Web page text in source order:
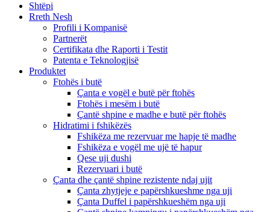
Shtëpi
Rreth Nesh
Profili i Kompanisë
Partnerët
Certifikata dhe Raporti i Testit
Patenta e Teknologjisë
Produktet
Ftohës i butë
Çanta e vogël e butë për ftohës
Ftohës i mesëm i butë
Çantë shpine e madhe e butë për ftohës
Hidratimi i fshikëzës
Fshikëza me rezervuar me hapje të madhe
Fshikëza e vogël me ujë të hapur
Qese uji dushi
Rezervuari i butë
Çanta dhe çantë shpine rezistente ndaj ujit
Çanta zhytjeje e papërshkueshme nga uji
Çanta Duffel i papërshkueshëm nga uji